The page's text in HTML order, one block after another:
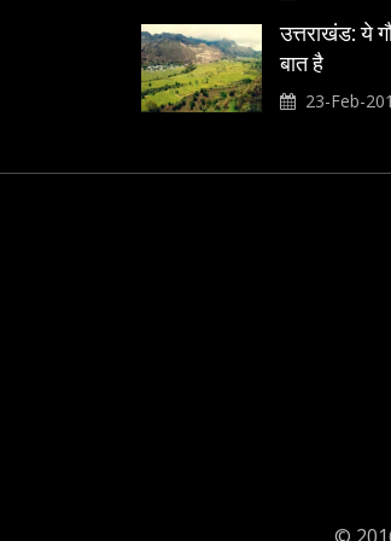
उत्तराखंड: ये
बात है
23-Feb-